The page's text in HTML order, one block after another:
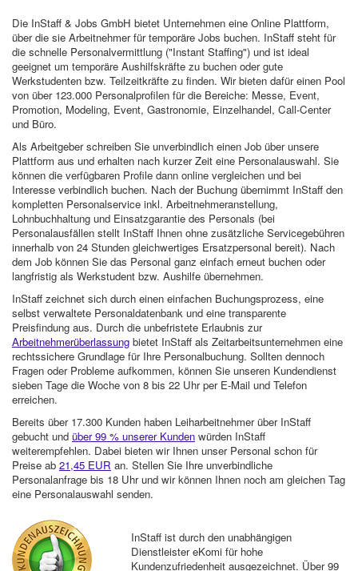
Die InStaff & Jobs GmbH bietet Unternehmen eine Online Plattform,
über die sie Arbeitnehmer für temporäre Jobs buchen. InStaff steht für
die schnelle Personalvermittlung ("Instant Staffing") und ist ideal
geeignet um temporäre Aushilfskräfte zu buchen oder gute
Werkstudenten bzw. Teilzeitkräfte zu finden. Wir bieten dafür einen Pool
von über 123.000 Personalprofilen für die Bereiche: Messe, Event,
Promotion, Modeling, Event, Gastronomie, Einzelhandel, Call-Center
und Büro.
Als Arbeitgeber schreiben Sie unverbindlich einen Job über unsere
Plattform aus und erhalten nach kurzer Zeit eine Personalauswahl. Sie
können die verfügbaren Profile dann online vergleichen und bei
Interesse verbindlich buchen. Nach der Buchung übernimmt InStaff den
kompletten Personalservice inkl. Arbeitnehmeranstellung,
Lohnbuchhaltung und Einsatzgarantie des Personals (bei
Personalausfällen stellt InStaff Ihnen ohne zusätzliche Servicegebühren
innerhalb von 24 Stunden gleichwertiges Ersatzpersonal bereit). Nach
dem Job können Sie das Personal ganz einfach erneut buchen oder
langfristig als Werkstudent bzw. Aushilfe übernehmen.
InStaff zeichnet sich durch einen einfachen Buchungsprozess, eine
selbst verwaltete Personaldatenbank und eine transparente
Preisfindung aus. Durch die unbefristete Erlaubnis zur
Arbeitnehmerüberlassung bietet InStaff als Zeitarbeitsunternehmen eine
rechtssichere Grundlage für Ihre Personalbuchung. Sollten dennoch
Fragen oder Probleme aufkommen, können Sie unseren Kundendienst
sieben Tage die Woche von 8 bis 22 Uhr per E-Mail und Telefon
erreichen.
Bereits über 17.300 Kunden haben Leiharbeitnehmer über InStaff
gebucht und über 99 % unserer Kunden würden InStaff
weiterempfehlen. Dabei bieten wir Ihnen unser Personal schon für
Preise ab 21,45 EUR an. Stellen Sie Ihre unverbindliche
Personalanfrage bis 18 Uhr und wir können Ihnen noch am gleichen Tag
eine Personalauswahl senden.
InStaff ist durch den unabhängigen
Dienstleister eKomi für hohe
Kundenzufriedenheit ausgezeichnet. Über 99